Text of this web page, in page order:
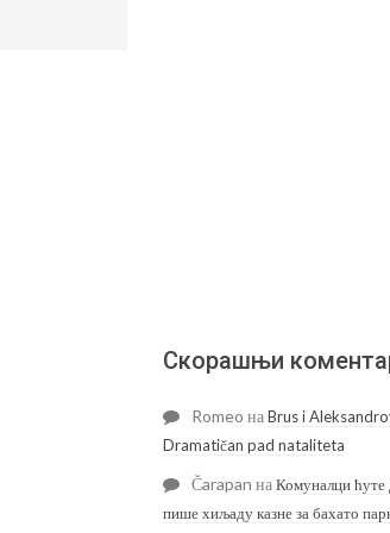
Скорашњи
Romeo наBrus i
Dramatičan pad nataliteta
Čarapan наКомуналци ћуте
пише хиљаду казне за бахато